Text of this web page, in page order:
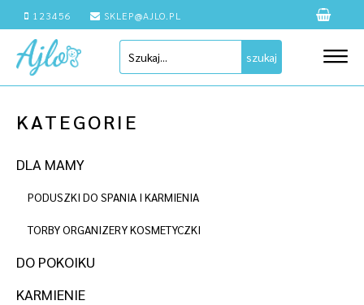
123456 SKLEP@AJLO.PL
szukaj
KATEGORIE
DLA MAMY
PODUSZKI DO SPANIA I KARMIENIA
TORBY ORGANIZERY KOSMETYCZKI
DO POKOIKU
KARMIENIE